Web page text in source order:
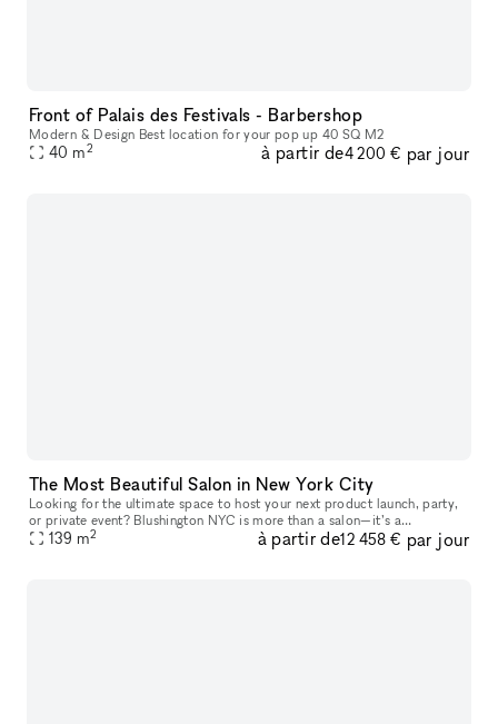
Front of Palais des Festivals - Barbershop
Modern & Design Best location for your pop up 40 SQ M2
40 m2 à partir de4 200 € par jour
The Most Beautiful Salon in New York City
Looking for the ultimate space to host your next product launch, party,
or private event? Blushington NYC is more than a salon—it’s a
destination. With over 15 stations, our lounge is one of the only
139 m2 à partir de12 458 € par jour